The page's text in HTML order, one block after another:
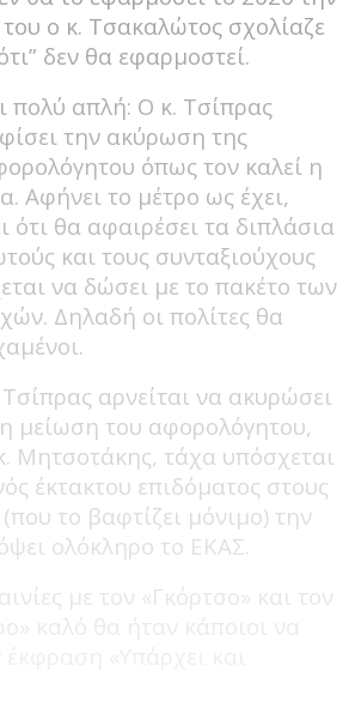
ο κ. Τσακαλώτος σχολίαζε
δεν θα εφαρμοστεί.
πολύ απλή: Ο κ. Τσίπρας
την ακύρωση της
όπως τον καλεί η
Αφήνει το μέτρο ως έχει,
ότι θα αφαιρέσει τα διπλάσια
και τους συνταξιούχους
να δώσει με το πακέτο των
Δηλαδή οι πολίτες θα
αρνείται να ακυρώσει
μείωση του αφορολόγητου,
Μητσοτάκης, τάχα υπόσχεται
έκτακτου επιδόματος στους
το βαφτίζει μόνιμο) την
ολόκληρο το ΕΚΑΣ.
με τον «Γκόρτσο» και τον